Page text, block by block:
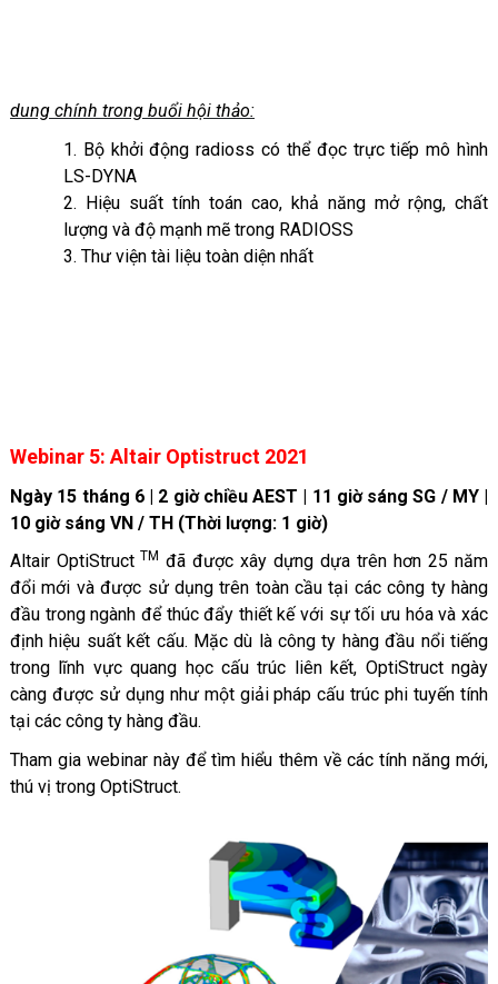
dung chính trong buổi hội thảo:
1. Bộ khởi động radioss có thể đọc trực tiếp mô hình
LS-DYNA
2. Hiệu suất tính toán cao, khả năng mở rộng, chất
lượng và độ mạnh mẽ trong RADIOSS
3. Thư viện tài liệu toàn diện nhất
Webinar 5: Altair Optistruct 2021
Ngày 15 tháng 6 | 2 giờ chiều AEST | 11 giờ sáng SG / MY |
10 giờ sáng VN / TH (Thời lượng: 1 giờ)
Altair OptiStruct TM đã được xây dựng dựa trên hơn 25 năm
đổi mới và được sử dụng trên toàn cầu tại các công ty hàng
đầu trong ngành để thúc đẩy thiết kế với sự tối ưu hóa và xác
định hiệu suất kết cấu. Mặc dù là công ty hàng đầu nổi tiếng
trong lĩnh vực quang học cấu trúc liên kết, OptiStruct ngày
càng được sử dụng như một giải pháp cấu trúc phi tuyến tính
tại các công ty hàng đầu.
Tham gia webinar này để tìm hiểu thêm về các tính năng mới,
thú vị trong OptiStruct.